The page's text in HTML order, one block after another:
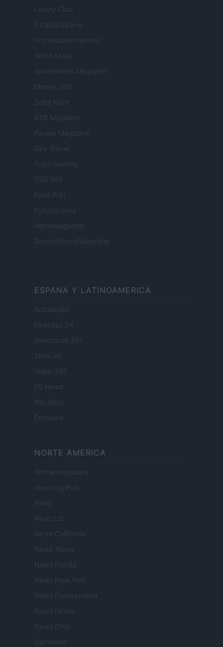
Luxury Club
Il Calcio Online
Professione mamma
World Music
Investimenti Magazine
Money 365
Zona Nerd
B2B Magazine
People Magazine
Day Travel
Tutto Gaming
ESG 365
Food Wiki
FuturoDonna
HomeMagazine
SecondHomeMagazine
ESPANA Y LATINOAMERICA
Actualidad
Finanzas 24
Investindo 365
Think.es
Viajar 365
ES Newz
Encocina
NORTE AMERICA
Womanmagazine
Investing Plus
Newz
Newz US
Newz California
Newz Texas
Newz Florida
Newz New York
Newz Pennsylvania
Newz Illinois
Newz Ohio
Gameland